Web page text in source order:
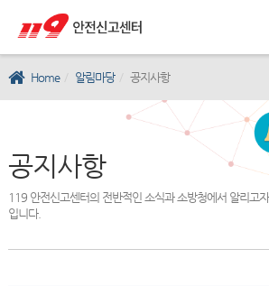
Home 알림마당 공지사항
공지사항
119 안전신고센터의 전반적인 소식과 소방청에서 알리고
입니다.